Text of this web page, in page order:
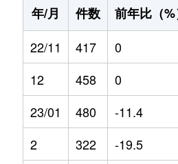
年/月
件数 前年比（%
22/11
417 0
12
458 0
23/01
480 -11.4
2
322 -19.5